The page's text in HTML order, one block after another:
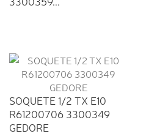
SOQUETE 1/2 TX E10
R61200706 3300349
GEDORE